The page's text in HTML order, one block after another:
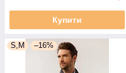
Купити
S,M –16%